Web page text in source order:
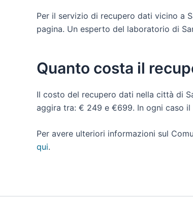
Per il servizio di recupero dati vicino a
pagina. Un esperto del laboratorio di
Quanto costa il
Il costo del recupero dati nella città di
aggira tra: € 249 e €699. In ogni caso
Per avere ulteriori informazioni sul
qui.